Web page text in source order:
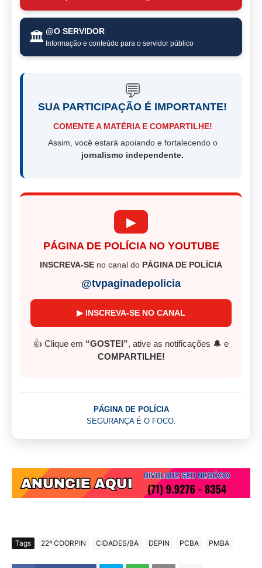
🏛️ @O SERVIDOR
Informação e conteúdo para o servidor público
💬
SUA PARTICIPAÇÃO É IMPORTANTE!
COMENTE A MATÉRIA E COMPARTILHE!
Assim, você estará apoiando e fortalecendo o
jornalismo independente.
▶
PÁGINA DE POLÍCIA NO YOUTUBE
INSCREVA-SE no canal do PÁGINA DE POLÍCIA
@tvpaginadepolicia
▶ INSCREVA-SE NO CANAL
👍 Clique em “GOSTEI”, ative as notificações 🔔 e
COMPARTILHE!
PÁGINA DE POLÍCIA
SEGURANÇA É O FOCO.
Tags 22ª COORPIN CIDADES/BA DEPIN PCBA PMBA